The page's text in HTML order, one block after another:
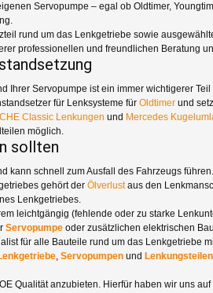
Servopumpe – egal ob Oldtimer,
rund um das Lenkgetriebe sowie
professionellen und freundlichen Beratung
Ihrer Servopumpe ist ein immer wichtigerer
für Lenksysteme für Oldtimer und
Classic Lenkungen und Mercedes
möglich.
sollten
kann schnell zum Ausfall des Fahrzeugs
gehört der Ölverlustaus den
Lenkgetriebes.
leichtgängig (fehlende oder zu starke
Servopumpeoder zusätzlichen elektrischen
für alle Bauteile rund um das Lenkgetriebe
, Servopumpenund Lenkungsteilen
Qualität anzubieten. Hierfür haben wir uns